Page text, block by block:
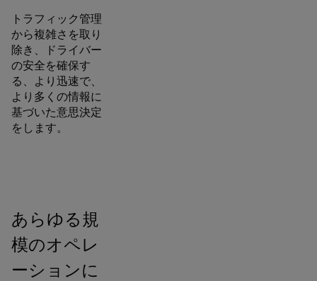
トラフィック管理
から複雑さを取り
除き、ドライバー
の安全を確保す
る、より迅速で、
より多くの情報に
基づいた意思決定
をします。
あらゆる規
模のオペレ
ーションに